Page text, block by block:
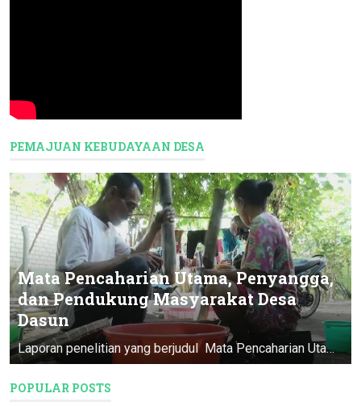
PEMAJUAN KEBUDAYAAN DESA
Mata Pencaharian Utama, Penyangga,
dan Pendukung Masyarakat Desa
Dasun
Laporan penelitian yang berjudul Mata Pencaharian Utama, Penyangga, & Pendukung Masyarakat Desa Dasun ini merupakan Program Pendataan D...
POPULAR POSTS